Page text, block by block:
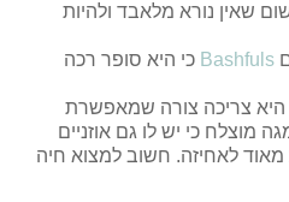
שאין נורא מלאבד ולהיות
Bashfuls כי היא סופר רכה
היא צריכה צורה שמאפשרת
מוצלח כי יש לו גם אוזניים
מאוד לאחיזה. חשוב למצוא חיה